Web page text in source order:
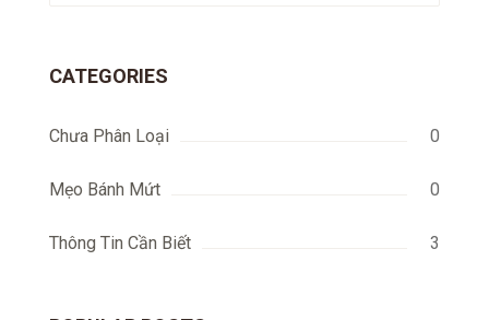
CATEGORIES
Chưa Phân Loại 0
Mẹo Bánh Mứt 0
Thông Tin Cần Biết 3